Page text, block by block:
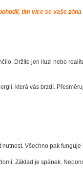
tím více se vaše
Držíte jen iluzi nebo
která vás brzdí.
Všechno pak
Základ je spánek.